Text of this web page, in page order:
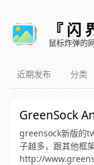
『 闪
鼠标炸弹的
近期发布 分类
GreenSock
greensock新版的
子越多，跟其他框
http://